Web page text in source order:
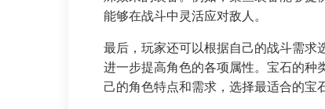
能够在战斗中灵活应对敌人。
最后，玩家还可以根据自己的战斗需
进一步提高角色的各项属性。宝石的种
己的角色特点和需求，选择最适合的宝